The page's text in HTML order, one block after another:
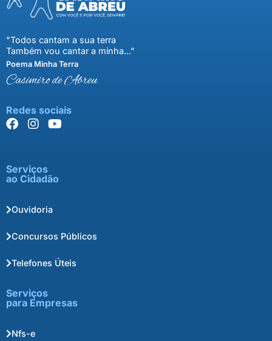
"Todos cantam a sua terra
Também vou cantar a minha..."
Poema Minha Terra
Casimiro de Abreu
Redes sociais
Serviços
ao Cidadão
Ouvidoria
Concursos Públicos
Telefones Úteis
Serviços
para Empresas
Nfs-e